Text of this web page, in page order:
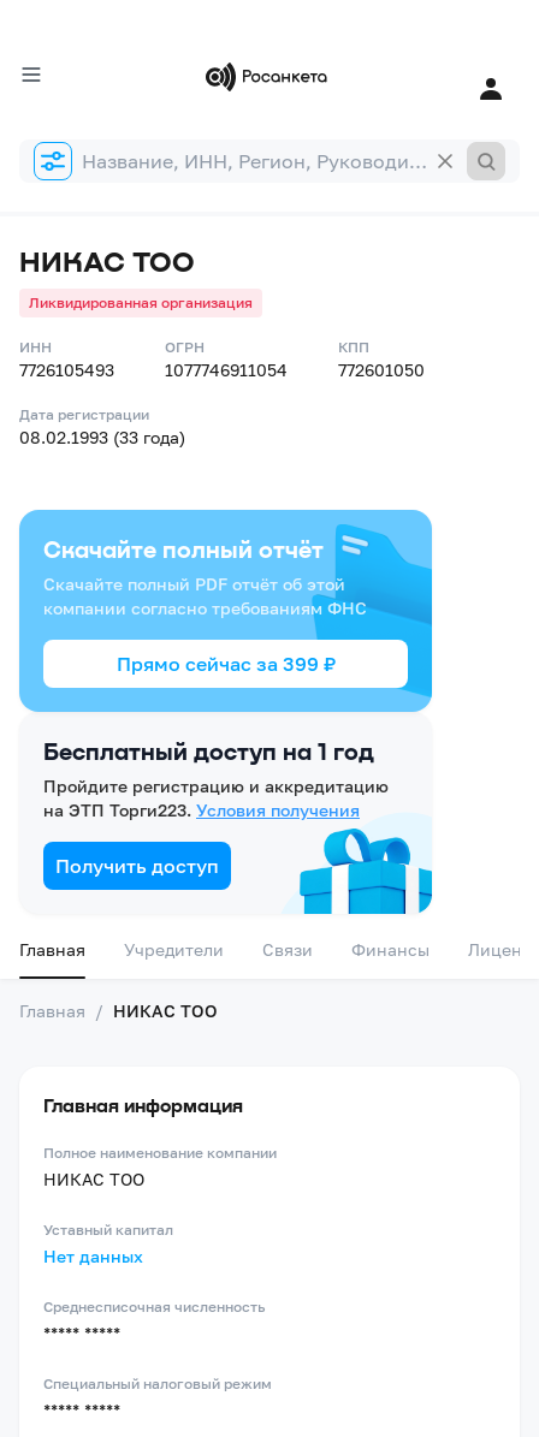
Форма
поиска
НИКАС ТОО
Ликвидированная организация
ИНН
7726105493
ОГРН
1077746911054
КПП
772601050
Дата регистрации
08.02.1993 (33 года)
Бесплатный доступ на 1 год
Пройдите регистрацию и аккредитацию
на ЭТП Торги223. Условия получения
Получить доступ
Скачайте полный отчёт
Скачайте полный PDF отчёт об этой
компании согласно требованиям ФНС
Прямо сейчас за 399 ₽
Главная Учредители Связи Финансы
Главная / НИКАС ТОО
Главная информация
Полное наименование компании
НИКАС ТОО
Уставный капитал
Нет данных
Среднесписочная численность
***** *****
Специальный налоговый режим
***** *****